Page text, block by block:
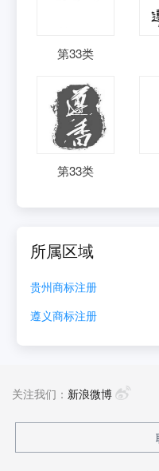
第33类
第33类
所属区域
贵州商标注册
遵义商标注册